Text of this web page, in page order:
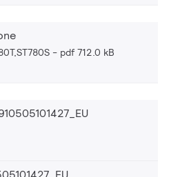
pdf 712.0 kB